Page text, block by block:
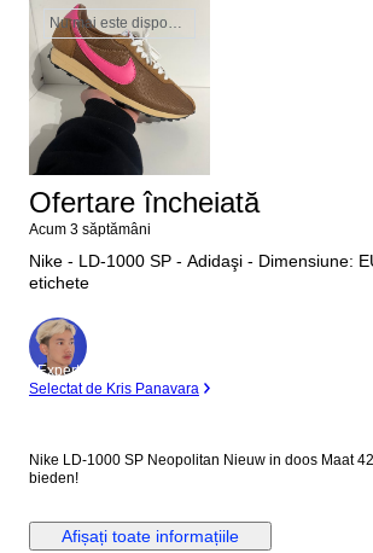
Nu mai este disponibil
Ofertare încheiată
Acum 3 săptămâni
Nike - LD-1000 SP - Adidaşi - Dimensiune:
etichete
Expert
Selectat de Kris Panavara
Nike LD-1000 SP Neopolitan Nieuw in doos Maat
bieden!
Afișați toate informațiile